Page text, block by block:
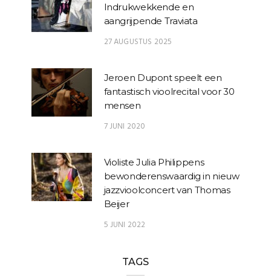
Indrukwekkende en
aangrijpende Traviata
27 AUGUSTUS 2025
Jeroen Dupont speelt een
fantastisch vioolrecital voor 30
mensen
7 JUNI 2020
Violiste Julia Philippens
bewonderenswaardig in nieuw
jazzvioolconcert van Thomas
Beijer
5 JUNI 2022
TAGS